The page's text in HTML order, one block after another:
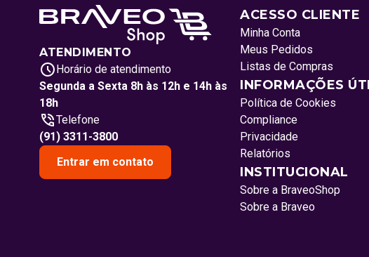
ATENDIMENTO
Horário de atendimento
Segunda a Sexta 8h às 12h e 14h às
18h
Telefone
(91) 3311-3800
Entrar em contato
ACESSO CLIENTE
Minha Conta
Meus Pedidos
Listas de Compras
INFORMAÇÕES
Política de Cookies
Compliance
Privacidade
Relatórios
INSTITUCIONAL
Sobre a BraveoShop
Sobre a Braveo